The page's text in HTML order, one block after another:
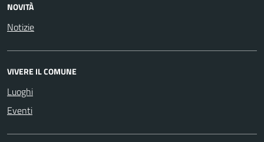
NOVITÀ
Notizie
VIVERE IL COMUNE
Luoghi
Eventi